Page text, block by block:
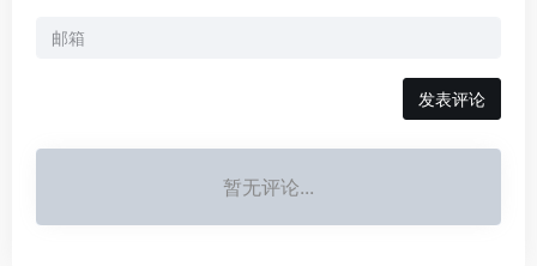
发表评论
暂无评论...